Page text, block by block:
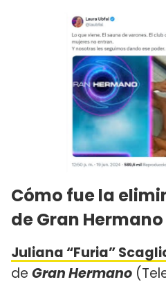
Cómo fue la
de Gran Hermano
Juliana “Furia”
de Gran Hermano